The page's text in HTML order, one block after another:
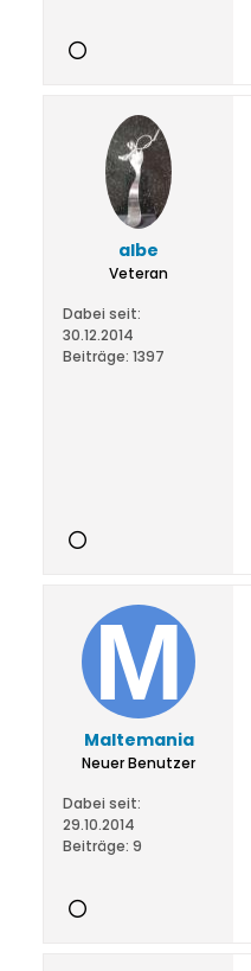
albe
Veteran
Dabei seit:
30.12.2014
Beiträge: 1397
Maltemania
Neuer Benutzer
Dabei seit:
29.10.2014
Beiträge: 9